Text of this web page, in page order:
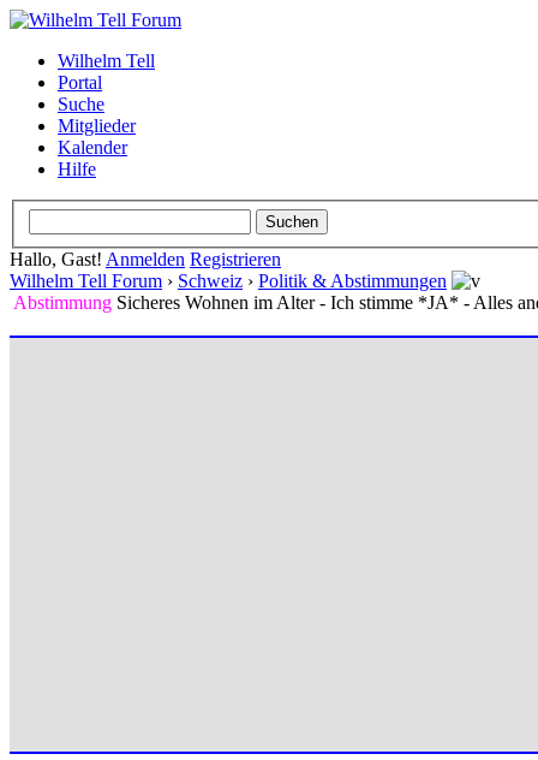
Wilhelm Tell
Portal
Suche
Mitglieder
Kalender
Hilfe
Hallo, Gast! Anmelden Registrieren
Wilhelm Tell Forum › Schweiz › Politik & Abstimmungen
Abstimmung Sicheres Wohnen im Alter - Ich stimme *JA* - Alles